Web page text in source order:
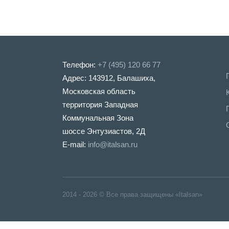
Телефон: +7 (495) 120 66 77
Адрес: 143912, Балашиха,
Московская область
территория Западная
Коммунальная Зона
шоссе Энтузиастов, 2Д
E-mail: info@italsan.ru
2014 - 2026 © Все права защищены «Italsan»